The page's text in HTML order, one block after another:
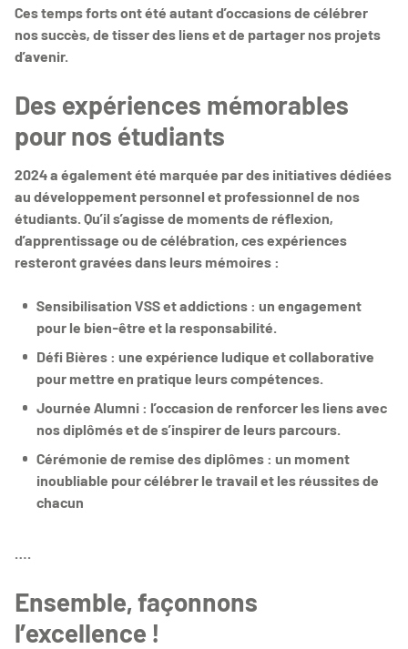
Ces temps forts ont été autant d’occasions de célébrer
nos succès, de tisser des liens et de partager nos projets
d’avenir.
Des expériences mémorables
pour nos étudiants
2024 a également été marquée par des initiatives dédiées
au développement personnel et professionnel de nos
étudiants. Qu’il s’agisse de moments de réflexion,
d’apprentissage ou de célébration, ces expériences
resteront gravées dans leurs mémoires :
Sensibilisation VSS et addictions : un engagement
pour le bien-être et la responsabilité.
Défi Bières : une expérience ludique et collaborative
pour mettre en pratique leurs compétences.
Journée Alumni : l’occasion de renforcer les liens avec
nos diplômés et de s’inspirer de leurs parcours.
Cérémonie de remise des diplômes : un moment
inoubliable pour célébrer le travail et les réussites de
chacun
….
Ensemble, façonnons
l’excellence !